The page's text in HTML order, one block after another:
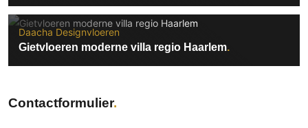
Daacha Designvloeren
Gietvloeren moderne villa regio Haarlem
Contactformulier